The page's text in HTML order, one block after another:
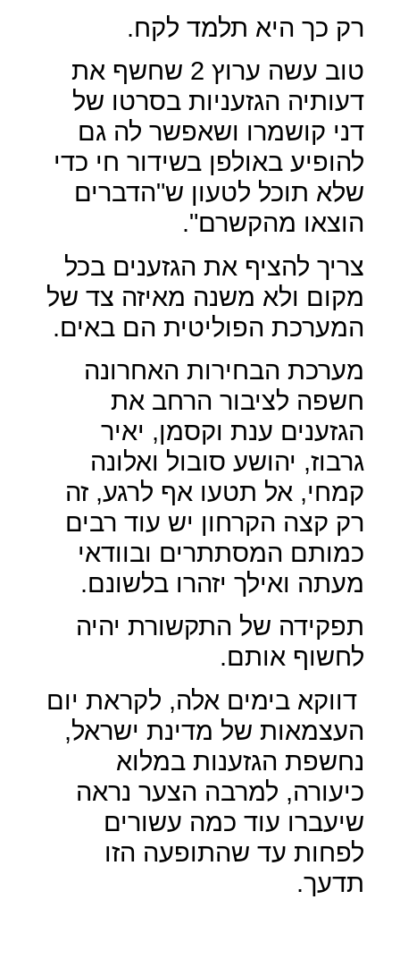
רק כך היא תלמד לקח.
טוב עשה ערוץ 2 שחשף את
דעותיה הגזעניות בסרטו של
דני קושמרו ושאפשר לה גם
להופיע באולפן בשידור חי כדי
שלא תוכל לטעון ש"הדברים
הוצאו מהקשרם".
צריך להציף את הגזענים בכל
מקום ולא משנה מאיזה צד של
המערכת הפוליטית הם באים.
מערכת הבחירות האחרונה
חשפה לציבור הרחב את
הגזענים ענת וקסמן, יאיר
גרבוז, יהושע סובול ואלונה
קמחי, אל תטעו אף לרגע, זה
רק קצה הקרחון יש עוד רבים
כמותם המסתתרים ובוודאי
מעתה ואילך יזהרו בלשונם.
תפקידה של התקשורת יהיה
לחשוף אותם.
דווקא בימים אלה, לקראת יום
העצמאות של מדינת ישראל,
נחשפת הגזענות במלוא
כיעורה, למרבה הצער נראה
שיעברו עוד כמה עשורים
לפחות עד שהתופעה הזו
תדעך.